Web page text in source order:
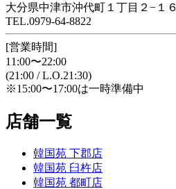
大分県中津市沖代町１丁目２−１６
TEL.0979-64-8822
[営業時間]
11:00〜22:00
(21:00 / L.O.21:30)
※15:00〜17:00は一時準備中
店舗一覧
韓国苑 下郡店
韓国苑 臼杵店
韓国苑 都町店